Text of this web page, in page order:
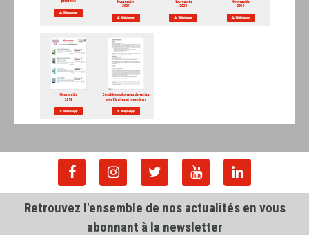
Retrouvez l'ensemble de nos actualités en vous
abonnant à la newsletter